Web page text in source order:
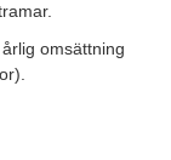
omsättning